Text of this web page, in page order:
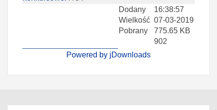
Dodany
Wielkość
Pobrany
16:38:57
07-03-2019
775.65 KB
902
Powered by jDownloads